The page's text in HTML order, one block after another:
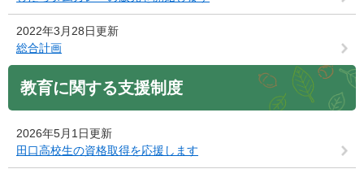
2022年3月28日更新
総合計画
教育に関する支援制度
2026年5月1日更新
田口高校生の資格取得を応援します